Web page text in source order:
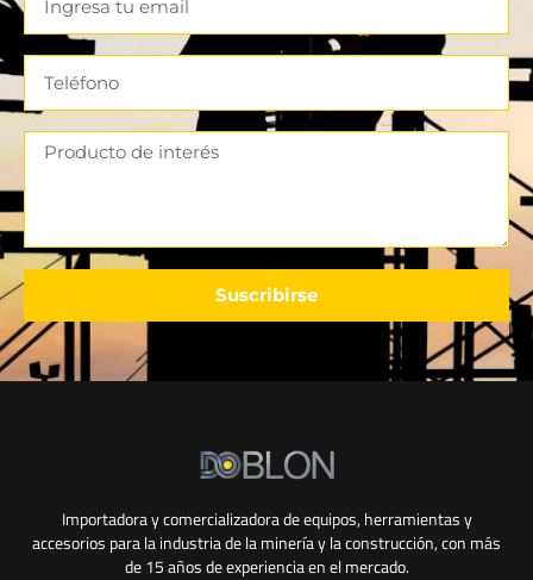
Suscribirse
Importadora y comercializadora de equipos, herramientas y
accesorios para la industria de la minería y la construcción, con más
de 15 años de experiencia en el mercado.